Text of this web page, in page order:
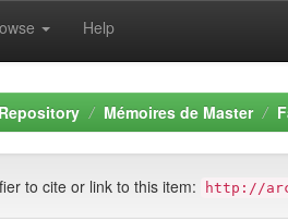
Help
Mémoires de Master
to cite or link to this item: http://